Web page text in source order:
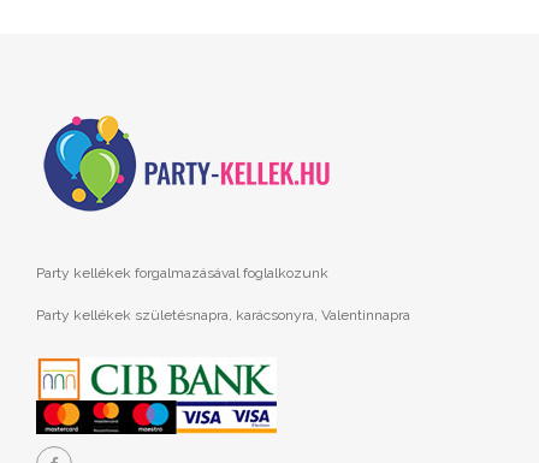
Party kellékek forgalmazásával foglalkozunk
Party kellékek születésnapra, karácsonyra, Valentinnapra